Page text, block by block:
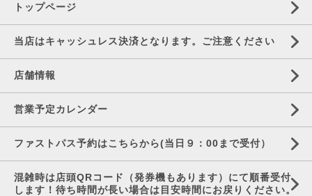
トップページ
当店はキャッシュレス決済となります。ご注意ください
店舗情報
営業予定カレンダー
ファストパス予約はこちらから(当日９：00まで受付）
混雑時は店頭QRコード（発券機もあります）にて順番受付
します！待ち時間が長い場合は目安時間にお戻りください。